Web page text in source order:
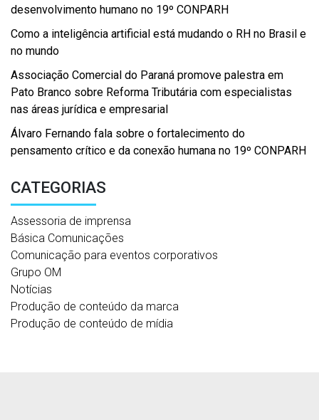
desenvolvimento humano no 19º CONPARH
Como a inteligência artificial está mudando o RH no Brasil e
no mundo
Associação Comercial do Paraná promove palestra em
Pato Branco sobre Reforma Tributária com especialistas
nas áreas jurídica e empresarial
Álvaro Fernando fala sobre o fortalecimento do
pensamento crítico e da conexão humana no 19º CONPARH
CATEGORIAS
Assessoria de imprensa
Básica Comunicações
Comunicação para eventos corporativos
Grupo OM
Notícias
Produção de conteúdo da marca
Produção de conteúdo de mídia